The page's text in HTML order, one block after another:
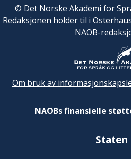
© Det Norske Akademi for
Redaksjonen holder til i
NAOB-
Om bruk av
NAOBs finansielle
Staten